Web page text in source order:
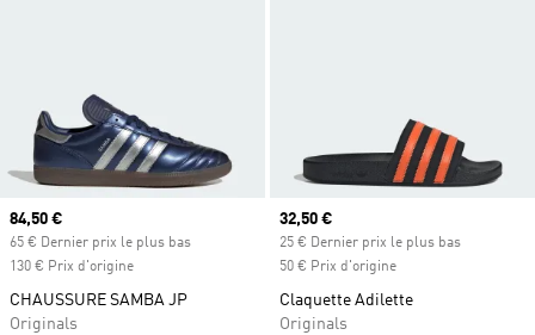
Prix actuel
84,50 €
65 € Dernier prix le plus bas
130 € Prix d'origine
CHAUSSURE SAMBA JP
Originals
Prix actuel
32,50 €
25 € Dernier prix le plus bas
50 € Prix d'origine
Claquette Adilette
Originals